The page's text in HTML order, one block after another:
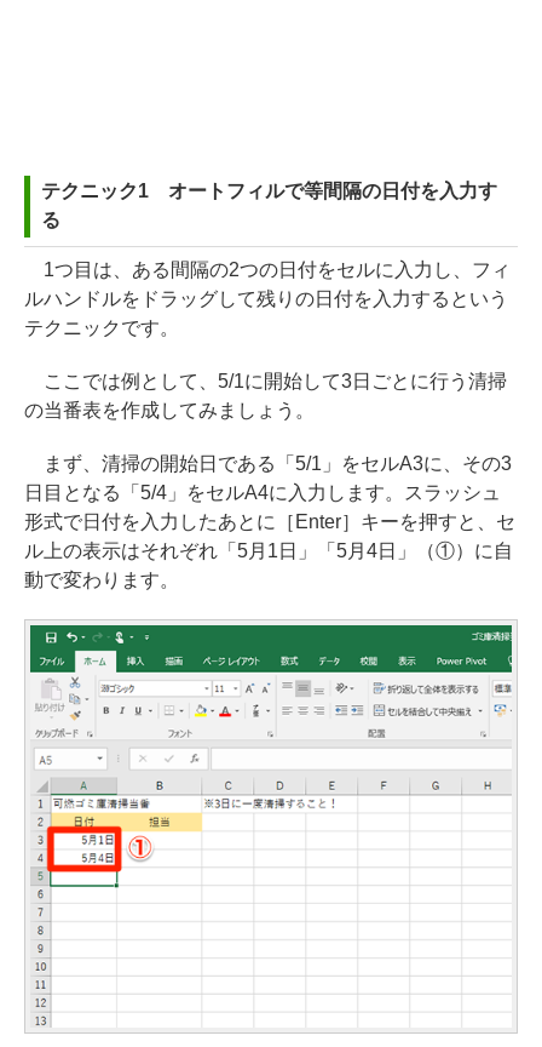
テクニック1 オートフィルで等間隔の日付を入力す
る
1つ目は、ある間隔の2つの日付をセルに入力し、フィ
ルハンドルをドラッグして残りの日付を入力するという
テクニックです。
ここでは例として、5/1に開始して3日ごとに行う清掃
の当番表を作成してみましょう。
まず、清掃の開始日である「5/1」をセルA3に、その3
日目となる「5/4」をセルA4に入力します。スラッシュ
形式で日付を入力したあとに［Enter］キーを押すと、セ
ル上の表示はそれぞれ「5月1日」「5月4日」（①）に自
動で変わります。